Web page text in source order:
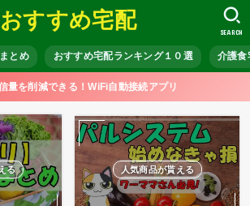
おすすめ宅配
とめ おすすめ宅配ランキング１０選 介護食
SEARCH
量を削減できる！WiFi自動接続アプリ
る 人気商品が貰える